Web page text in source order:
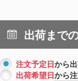
出荷まで
注文予定日から
出荷希望日から